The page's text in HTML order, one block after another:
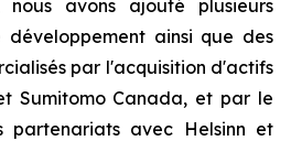
avons ajouté plusieurs
ainsi que des
par l'acquisition d'actifs
Sumitomo Canada, et par le
partenariats avec Helsinn et